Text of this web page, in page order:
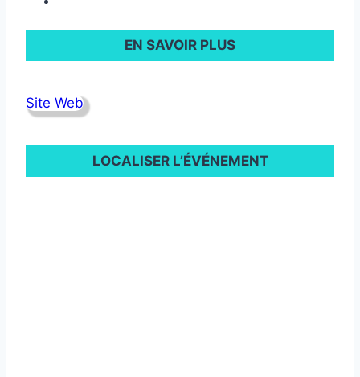
EN SAVOIR PLUS
Site Web
LOCALISER L’ÉVÉNEMENT